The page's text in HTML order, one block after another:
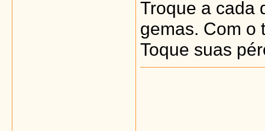
Troque a cada
gemas. Com o
Toque suas